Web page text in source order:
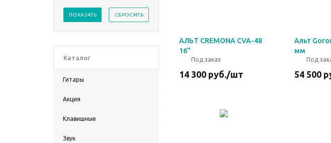
ПОКАЗАТЬ СБРОСИТЬ
Каталог
Гитары
Акция
Клавишные
Звук
АЛЬТ CREMONA CVA-48
16"
Под заказ
14 300 руб./шт
Альт
мм
Под
54 500